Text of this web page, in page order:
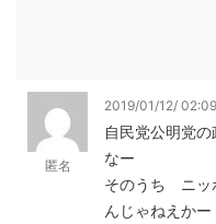
匿名
2019/01/12/
自民党公明党
なー
そのうち ニッ
んじゃねえかー